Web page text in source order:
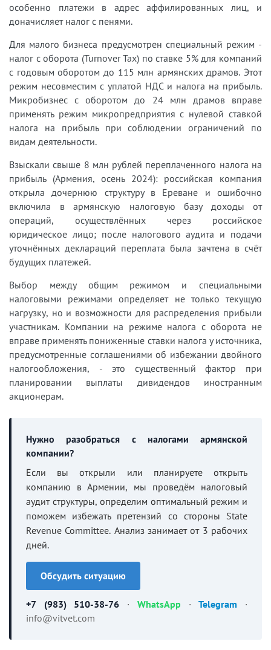
особенно платежи в адрес аффилированных лиц, и
доначисляет налог с пенями.
Для малого бизнеса предусмотрен специальный режим -
налог с оборота (Turnover Tax) по ставке 5% для компаний
с годовым оборотом до 115 млн армянских драмов. Этот
режим несовместим с уплатой НДС и налога на прибыль.
Микробизнес с оборотом до 24 млн драмов вправе
применять режим микропредприятия с нулевой ставкой
налога на прибыль при соблюдении ограничений по
видам деятельности.
Взыскали свыше 8 млн рублей переплаченного налога на
прибыль (Армения, осень 2024): российская компания
открыла дочернюю структуру в Ереване и ошибочно
включила в армянскую налоговую базу доходы от
операций, осуществлённых через российское
юридическое лицо; после налогового аудита и подачи
уточнённых деклараций переплата была зачтена в счёт
будущих платежей.
Выбор между общим режимом и специальными
налоговыми режимами определяет не только текущую
нагрузку, но и возможности для распределения прибыли
участникам. Компании на режиме налога с оборота не
вправе применять пониженные ставки налога у источника,
предусмотренные соглашениями об избежании двойного
налогообложения, - это существенный фактор при
планировании выплаты дивидендов иностранным
акционерам.
Нужно разобраться с налогами армянской
компании?
Если вы открыли или планируете открыть
компанию в Армении, мы проведём налоговый
аудит структуры, определим оптимальный режим и
поможем избежать претензий со стороны State
Revenue Committee. Анализ занимает от 3 рабочих
дней.
Обсудить ситуацию
+7 (983) 510-38-76 · WhatsApp ·Telegram ·
info@vitvet.com